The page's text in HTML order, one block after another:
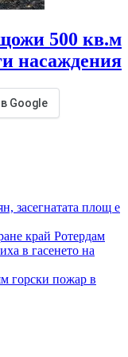
500 кв.м
насаждения
Google
засегнатата площ е
край Ротердам
в гасенето на
горски пожар в